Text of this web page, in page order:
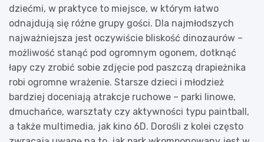
dziećmi, w praktyce to miejsce, w którym łatwo
odnajdują się różne grupy gości. Dla najmłodszych
najważniejsza jest oczywiście bliskość dinozaurów –
możliwość stanąć pod ogromnym ogonem, dotknąć
łapy czy zrobić sobie zdjęcie pod paszczą drapieżnika
robi ogromne wrażenie. Starsze dzieci i młodzież
bardziej doceniają atrakcje ruchowe – parki linowe,
dmuchańce, warsztaty czy aktywności typu paintball,
a także multimedia, jak kino 6D. Dorośli z kolei często